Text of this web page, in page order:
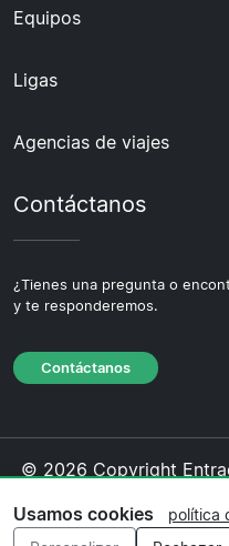
Equipos
Ligas
Agencias de viajes
Contáctanos
¿Tienes una pregunta o
y te responderemos.
Contáctanos
© 2026 Copyright
cookies·
Usamos cookies
política